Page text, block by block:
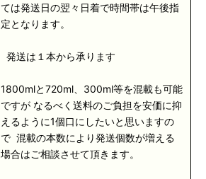
ては発送日の翌々日着で時間帯は午後指
定となります。
発送は１本から承ります
1800mlと720ml、300ml等を混載も可能
ですが なるべく送料のご負担を安価に抑
えるように1個口にしたいと思いますの
で 混載の本数により発送個数が増える
場合はご相談させて頂きます。